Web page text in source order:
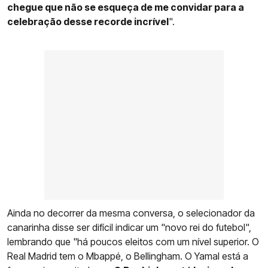
chegue que não se esqueça de me convidar para a
celebração desse recorde incrível".
Ainda no decorrer da mesma conversa, o selecionador da
canarinha disse ser difícil indicar um "novo rei do futebol",
lembrando que "há poucos eleitos com um nível superior. O
Real Madrid tem o Mbappé, o Bellingham. O Yamal está a